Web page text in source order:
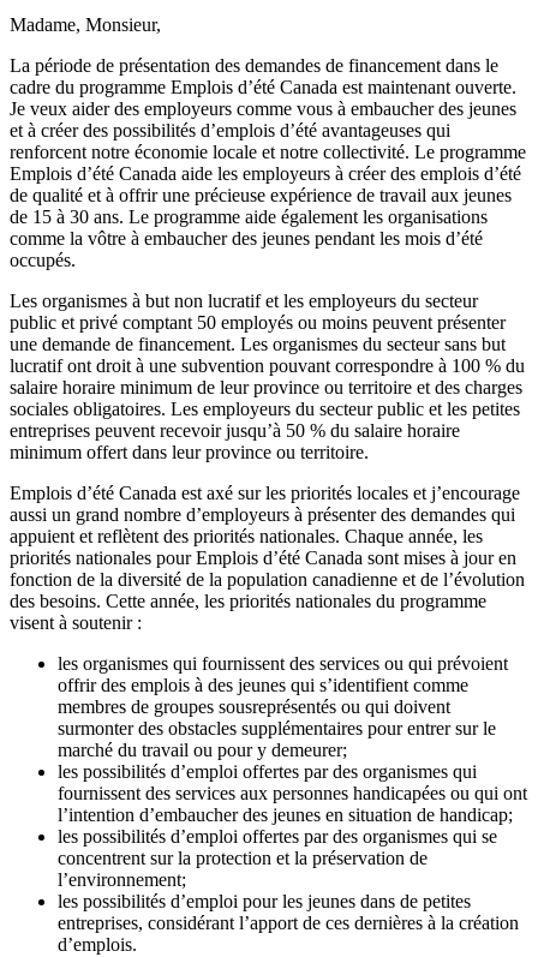
Madame, Monsieur,
La période de présentation des demandes de financement dans le
cadre du programme Emplois d’été Canada est maintenant ouverte.
Je veux aider des employeurs comme vous à embaucher des jeunes
et à créer des possibilités d’emplois d’été avantageuses qui
renforcent notre économie locale et notre collectivité. Le programme
Emplois d’été Canada aide les employeurs à créer des emplois d’été
de qualité et à offrir une précieuse expérience de travail aux jeunes
de 15 à 30 ans. Le programme aide également les organisations
comme la vôtre à embaucher des jeunes pendant les mois d’été
occupés.
Les organismes à but non lucratif et les employeurs du secteur
public et privé comptant 50 employés ou moins peuvent présenter
une demande de financement. Les organismes du secteur sans but
lucratif ont droit à une subvention pouvant correspondre à 100 % du
salaire horaire minimum de leur province ou territoire et des charges
sociales obligatoires. Les employeurs du secteur public et les petites
entreprises peuvent recevoir jusqu’à 50 % du salaire horaire
minimum offert dans leur province ou territoire.
Emplois d’été Canada est axé sur les priorités locales et j’encourage
aussi un grand nombre d’employeurs à présenter des demandes qui
appuient et reflètent des priorités nationales. Chaque année, les
priorités nationales pour Emplois d’été Canada sont mises à jour en
fonction de la diversité de la population canadienne et de l’évolution
des besoins. Cette année, les priorités nationales du programme
visent à soutenir :
les organismes qui fournissent des services ou qui prévoient
offrir des emplois à des jeunes qui s’identifient comme
membres de groupes sous­représentés ou qui doivent
surmonter des obstacles supplémentaires pour entrer sur le
marché du travail ou pour y demeurer;
les possibilités d’emploi offertes par des organismes qui
fournissent des services aux personnes handicapées ou qui ont
l’intention d’embaucher des jeunes en situation de handicap;
les possibilités d’emploi offertes par des organismes qui se
concentrent sur la protection et la préservation de
l’environnement;
les possibilités d’emploi pour les jeunes dans de petites
entreprises, considérant l’apport de ces dernières à la création
d’emplois.